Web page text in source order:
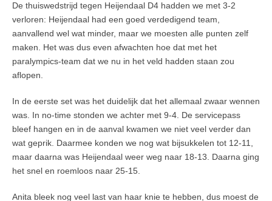
De thuiswedstrijd tegen Heijendaal D4 hadden we met 3-2
verloren: Heijendaal had een goed verdedigend team,
aanvallend wel wat minder, maar we moesten alle punten zelf
maken. Het was dus even afwachten hoe dat met het
paralympics-team dat we nu in het veld hadden staan zou
aflopen.
In de eerste set was het duidelijk dat het allemaal zwaar wennen
was. In no-time stonden we achter met 9-4. De servicepass
bleef hangen en in de aanval kwamen we niet veel verder dan
wat geprik. Daarmee konden we nog wat bijsukkelen tot 12-11,
maar daarna was Heijendaal weer weg naar 18-13. Daarna ging
het snel en roemloos naar 25-15.
Anita bleek nog veel last van haar knie te hebben, dus moest de